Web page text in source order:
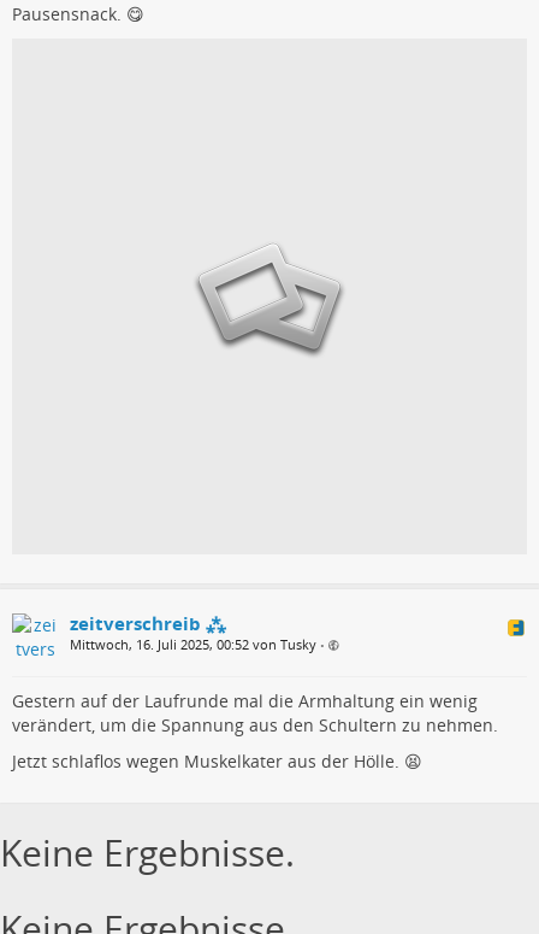
Pausensnack. 😋
zeitverschreib ⁂
Mittwoch, 16. Juli 2025, 00:52 von Tusky •
Gestern auf der Laufrunde mal die Armhaltung ein wenig
verändert, um die Spannung aus den Schultern zu nehmen.
Jetzt schlaflos wegen Muskelkater aus der Hölle. 😫
Keine Ergebnisse.